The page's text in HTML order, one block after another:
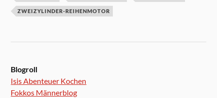
ZWEIZYLINDER-REIHENMOTOR
Blogroll
Isis Abenteuer Kochen
Fokkos Männerblog